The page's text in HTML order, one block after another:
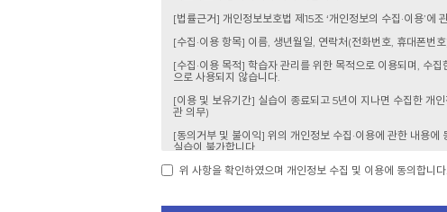
위 사항을 확인하였으며 개인정보 수집 및 이용에 동의합니다.